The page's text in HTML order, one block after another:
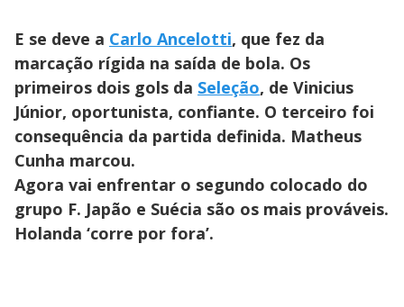
E se deve a Carlo Ancelotti, que fez da
marcação rígida na saída de bola. Os
primeiros dois gols da Seleção, de Vinicius
Júnior, oportunista, confiante. O terceiro foi
consequência da partida definida. Matheus
Cunha marcou.
Agora vai enfrentar o segundo colocado do
grupo F. Japão e Suécia são os mais prováveis.
Holanda ‘corre por fora’.